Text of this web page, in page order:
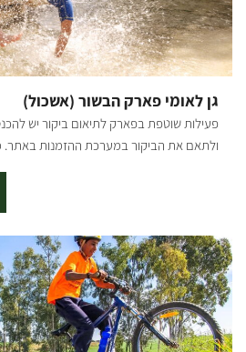
גן לאומי פארק הבשור (אשכול)
פעילות שוטפת בפארק לתיאום ביקור יש
ולתאם את הביקור במערכת ההזמנות באתר.
אדם (לפיתוח הפארק ותפעולו שותפים
אזורית מרחבים). הפארק- כתם ירוק ומוקד
הצפוני. כל עונה "צובעת" את הפארק והסובב
פברואר-מרץ נצבע האזור כולו ב"אודם
הקורא לנו לצאת מהבית את חיק הטבע
הפארק – מערבית לאופקים. ניתן להגיע אל
מצומת מגן, מצומת גילת. המעיינות נובעים
לשורת ברכות מלאכותיות בלב הפארק